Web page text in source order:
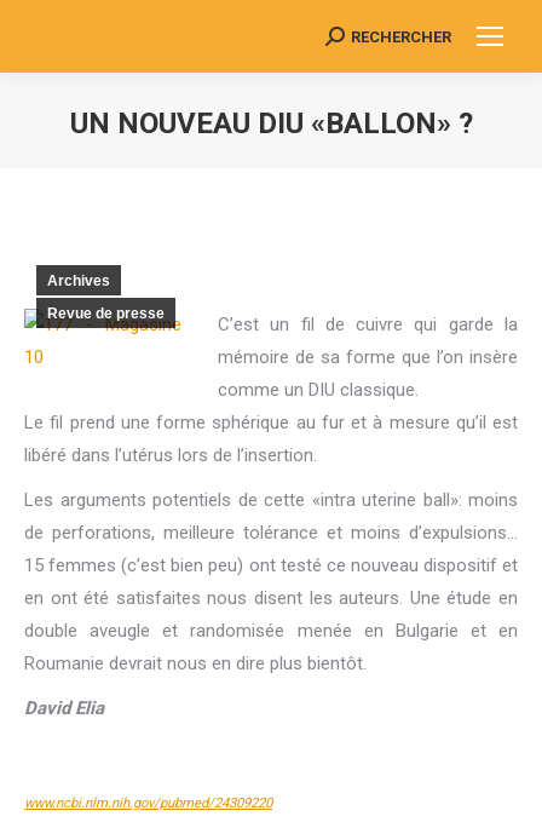
Search:
RECHERCHER
UN NOUVEAU DIU «BALLON» ?
Archives
Revue de presse
C’est un fil de cuivre qui garde la
mémoire de sa forme que l’on insère
comme un DIU classique.
Le fil prend une forme sphérique au fur et à mesure qu’il est
libéré dans l’utérus lors de l’insertion.
Les arguments potentiels de cette «intra uterine ball»: moins
de perforations, meilleure tolérance et moins d’expulsions…
15 femmes (c’est bien peu) ont testé ce nouveau dispositif et
en ont été satisfaites nous disent les auteurs. Une étude en
double aveugle et randomisée menée en Bulgarie et en
Roumanie devrait nous en dire plus bientôt.
David Elia
www.ncbi.nlm.nih.gov/pubmed/24309220